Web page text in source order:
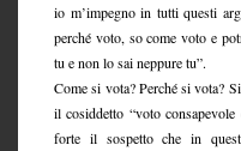
io m’impegno in tutti questi
perché voto, so come voto e
tu e non lo sai neppure tu”.
Come si vota? Perché si vota?
il cosiddetto “voto consapevole
forte il sospetto che in